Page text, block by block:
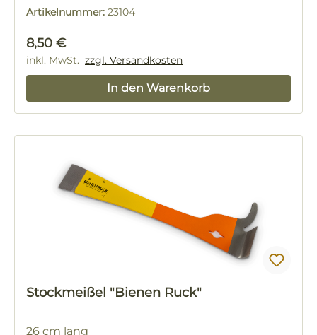
Artikelnummer: 23104
Regulärer Preis:
8,50 €
inkl. MwSt. zzgl. Versandkosten
In den Warenkorb
Stockmeißel "Bienen Ruck"
26 cm lang